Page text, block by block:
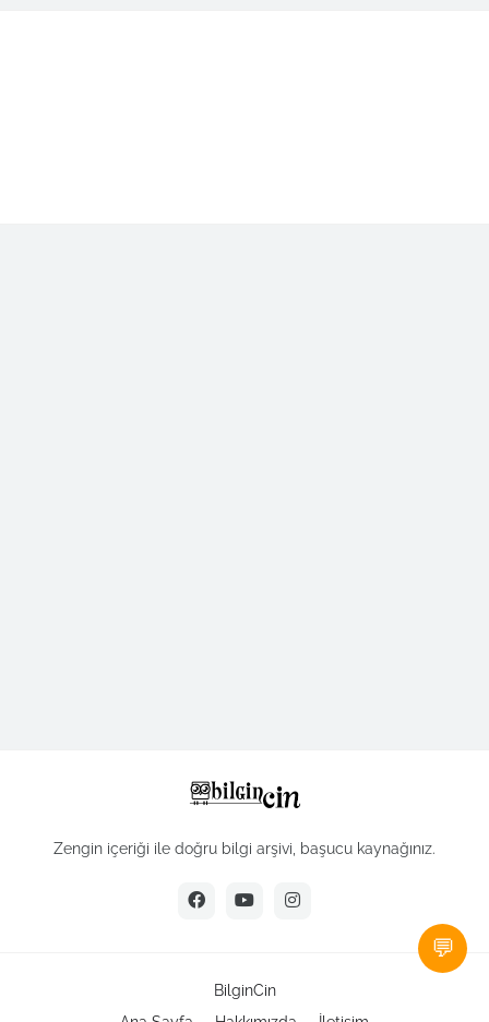
Zengin içeriği ile doğru bilgi arşivi, başucu kaynağınız.
BilginCin
💬